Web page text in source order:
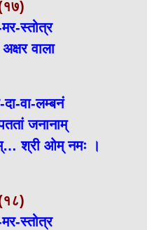
स्तोत्र
वाला
वा-लम्बनं
जनानाम्
श्री ओम् नमः ।
स्तोत्र